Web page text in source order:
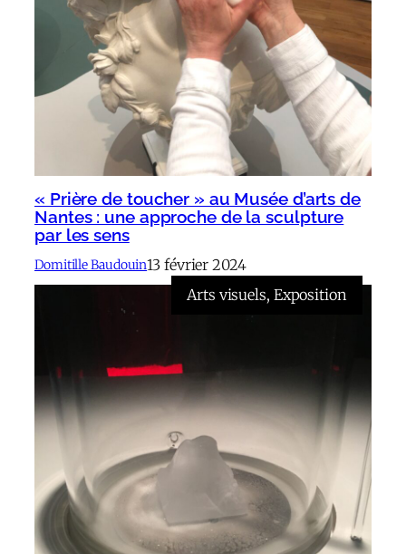
« Prière de toucher » au Musée d’arts de
Nantes : une approche de la sculpture
par les sens
Domitille Baudouin13 février 2024
Arts visuels, Exposition